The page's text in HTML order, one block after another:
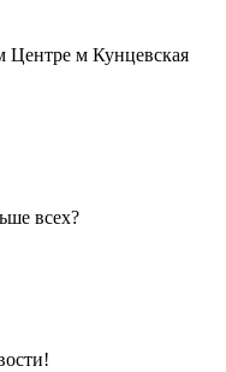
Центре м Кунцевская
всех?